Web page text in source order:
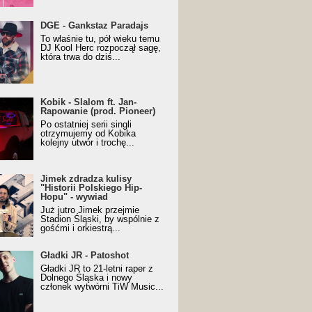
z nagrodą za
Trueschoolowy
Roku (Popkillery 2023)
DGE - Gankstaz Paradajs
To właśnie tu, pół wieku temu
DJ Kool Herc rozpoczął sagę,
która trwa do dziś...
- Slalom ft. Jan-
(prod. Pioneer)
Music Visualiser]
Kobik - Slalom ft. Jan-
Rapowanie (prod. Pioneer)
Po ostatniej serii singli
otrzymujemy od Kobika
kolejny utwór i trochę...
zdradza kulisy "Historii
Hip-Hopu" - wywiad
Jimek zdradza kulisy
"Historii Polskiego Hip-
Hopu" - wywiad
Już jutro Jimek przejmie
Stadion Śląski, by wspólnie z
gośćmi i orkiestrą...
JR - Patoshot
Gładki JR - Patoshot
Gładki JR to 21-letni raper z
Dolnego Śląska i nowy
członek wytwórni TiW Music...